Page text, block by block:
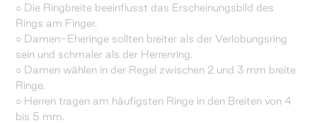
○ Die Ringbreite beeinflusst das Erscheinungsbild des
Rings am Finger.
○ Damen-Eheringe sollten breiter als der Verlobungsring
sein und schmaler als der Herrenring.
○ Damen wählen in der Regel zwischen 2 und 3 mm breite
Ringe.
○ Herren tragen am häufigsten Ringe in den Breiten von 4
bis 5 mm.